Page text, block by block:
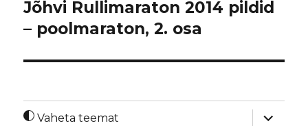
Jõhvi Rullimaraton 2014 pildid
– poolmaraton, 2. osa
Vaheta teemat
laienda